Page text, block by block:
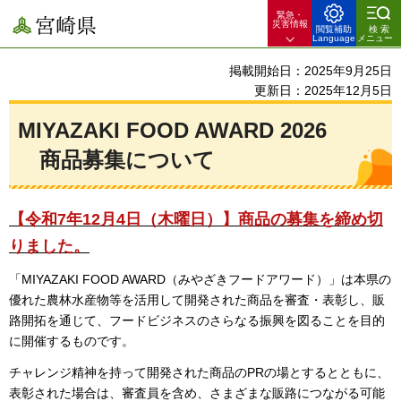
宮崎県
緊急・
災害情報
閲覧補助
Language
検索
メニュー
掲載開始日：2025年9月25日
更新日：2025年12月5日
MIYAZAKI FOOD AWARD 2026
商品募集について
【令和7年12月4日（木曜日）】商品の募集を締め切
りました。
「MIYAZAKI FOOD AWARD（みやざきフードアワード）」は本県の
優れた農林水産物等を活用して開発された商品を審査・表彰し、販
路開拓を通じて、フードビジネスのさらなる振興を図ることを目的
に開催するものです。
チャレンジ精神を持って開発された商品のPRの場とするとともに、
表彰された場合は、審査員を含め、さまざまな販路につながる可能